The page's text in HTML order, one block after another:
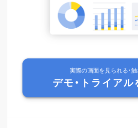
実際の画面を見られる・
デモ・トライアル